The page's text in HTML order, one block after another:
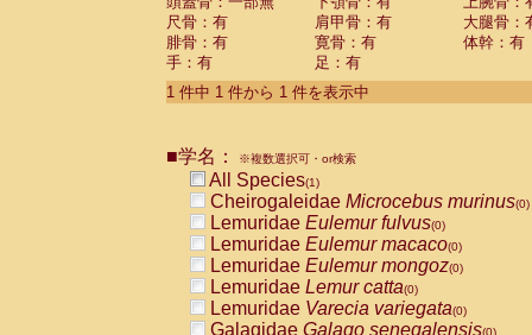
Cebidae Saguinus oedipus
Cebidae Saguinus weddelli
Cebidae Saguinusspp.
Cebidae Aotus trivirgatus
Cebidae Cebus albifrons
CebidaeCebus nigrivittatus
CebidaeCebus
CebidaeSaimiri boliviensis(0)
CebidaeSaimiri sciureus(0)
AtelidaeAlouatta caraya(0)
AtelidaeAlouatta fusca(0)
AtelidaeAlouatta seniculus
AtelidaeAlouattaspp.(0)
AtelidaeAteles belzebuth(0)
尺骨：有
肩甲骨：有
大腿骨：
腓骨：有
寛骨：有
体幹：有
手：有
足：有
1 件中 1 件から 1 件を表示中
■学名： ※複数選択可・or検索
All Species(1)
Cheirogaleidae Microcebus murinus(0)
Lemuridae Eulemur fulvus(0)
Lemuridae Eulemur macaco(0)
Lemuridae Eulemur mongoz(0)
Lemuridae Lemur catta(0)
Lemuridae Varecia variegata(0)
Galagidae Galago senegalensis(0)